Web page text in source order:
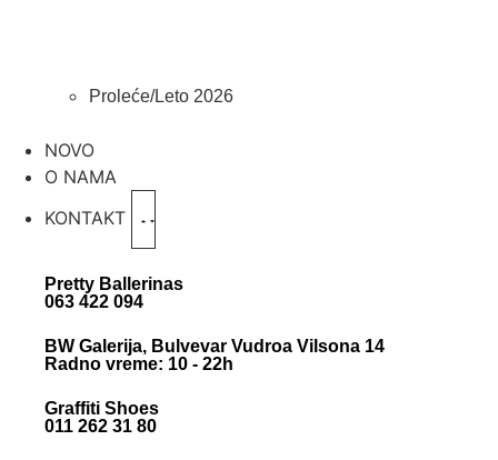
Proleće/Leto 2026
NOVO
O NAMA
KONTAKT
Pretty Ballerinas
063 422 094
BW Galerija, Bulvevar Vudroa Vilsona 14
Radno vreme: 10 - 22h
Graffiti Shoes
011 262 31 80